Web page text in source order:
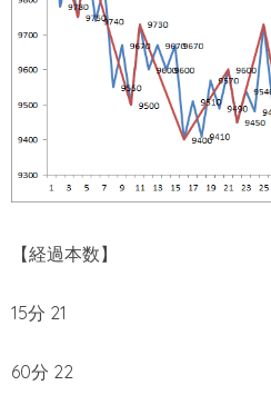
【経過本数】
15分 21
60分 22